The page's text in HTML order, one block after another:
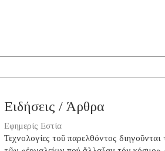
Ειδήσεις / Άρθρα
Εφημερίς Εστία
Τεχνολογίες τοῦ παρελθόντος διηγοῦνται